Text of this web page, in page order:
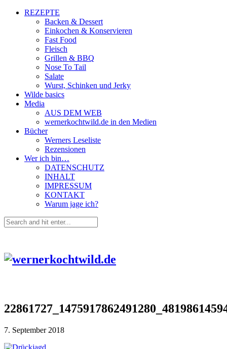
REZEPTE
Backen & Dessert
Einkochen & Konservieren
Fast Food
Fleisch
Grillen & BBQ
Nose To Tail
Salate
Wurst, Schinken und Jerky
Wilde basics
Media
AUS DEM WEB
wernerkochtwild.de in den Medien
Bücher
Werners Leseliste
Rezensionen
Wer ich bin…
DATENSCHUTZ
INHALT
IMPRESSUM
KONTAKT
Warum jage ich?
7. September 2018